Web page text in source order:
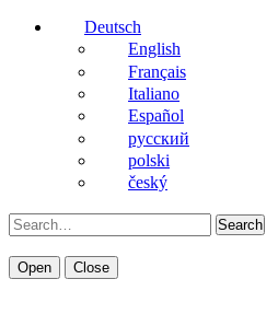
Deutsch
English
Français
Italiano
Español
pусский
polski
český
Search
Open Close